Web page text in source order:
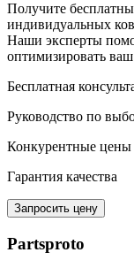
Получите
индивидуальных
Наши эксперты
оптимизировать
Бесплатная
Руководство по
Конкурентные цены
Гарантия качества
Запросить цену
Partsproto